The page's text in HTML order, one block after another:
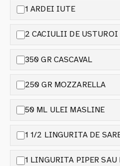
1 ARDEI IUTE
2 CACIULII DE USTUROI
350 GR CASCAVAL
250 GR MOZZARELLA
50 ML ULEI MASLINE
1 1/2 LINGURITA DE
1 LINGURITA PIPER SAU